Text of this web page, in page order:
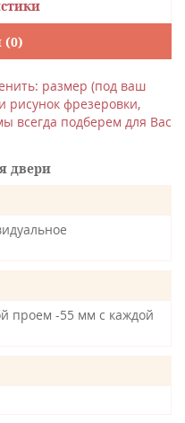
(0)
размер (под ваш
рисунок фрезеровки,
всегда подберем для Вас
двери
проем -55 мм с каждой